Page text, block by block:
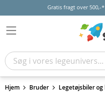
Gratis fragt over
Hjem Bruder Legetøjsbiler